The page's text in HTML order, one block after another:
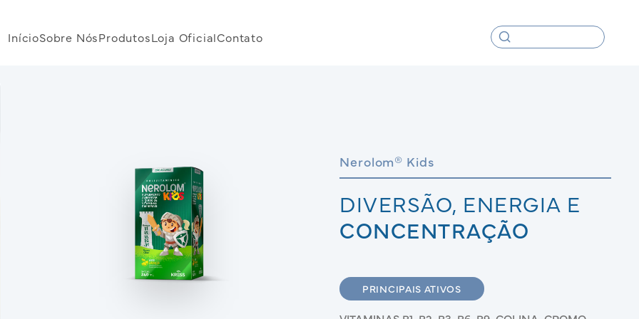
InícioSobre NósProdutosLoja OficialContato
Nerolom® Kids
DIVERSÃO, ENERGIA E
CONCENTRAÇÃO
PRINCIPAIS ATIVOS